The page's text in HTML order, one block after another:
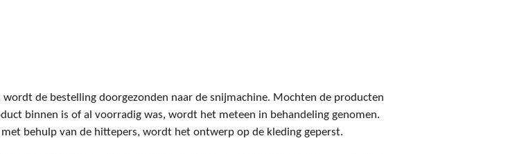
de bestelling doorgezonden naar de snijmachine. Mochten de producten
binnen is of al voorradig was, wordt het meteen in behandeling genomen.
behulp van de hittepers, wordt het ontwerp op de kleding geperst.